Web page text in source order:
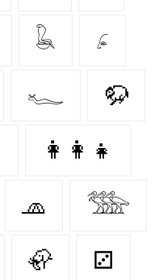
𓆘 𓂊
𓆑 🦬
👩‍👩‍👧
🧢 𓅢
🦣 ⚂